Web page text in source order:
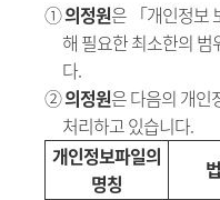
①의정원은 「개인정보
해 필요한 최소한의
다.
②의정원은 다음의 개인
처리하고 있습니다.
개인정보파일의
명칭